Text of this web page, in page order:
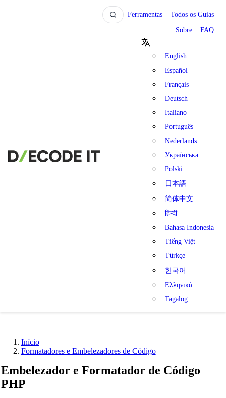
Ferramentas Todos os Guias
Sobre FAQ
English
Español
Français
Deutsch
Italiano
Português
Nederlands
Українська
Polski
日本語
简体中文
हिन्दी
Bahasa Indonesia
Tiếng Việt
Türkçe
한국어
Ελληνικά
Tagalog
Início
Formatadores e Embelezadores de Código
Embelezador e Formatador de Código
PHP